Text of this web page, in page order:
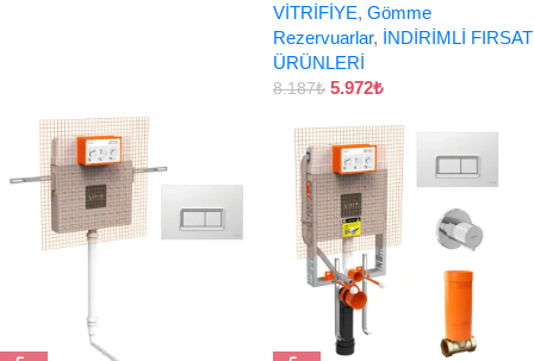
VİTRİFİYE, Gömme
Rezervuarlar, İNDİRİMLİ FIRSAT
ÜRÜNLERİ
8.187₺ 5.972₺